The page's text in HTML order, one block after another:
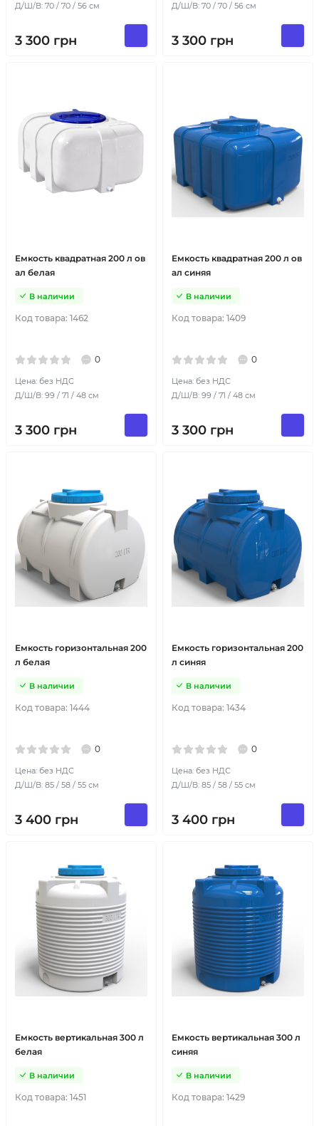
Д/Ш/В: 70 / 70 / 56 см
3 300 грн
Д/Ш/В: 70 / 70 / 56 см
3 300 грн
Емкость квадратная 200 л ов
ал белая
Код товара: 1462
В наличии
0
Цена: без НДС
Д/Ш/В: 99 / 71 / 48 см
3 300 грн
Емкость квадратная 200 л ов
ал синяя
Код товара: 1409
В наличии
0
Цена: без НДС
Д/Ш/В: 99 / 71 / 48 см
3 300 грн
Емкость горизонтальная 200
л белая
Код товара: 1444
В наличии
0
Цена: без НДС
Д/Ш/В: 85 / 58 / 55 см
3 400 грн
Емкость горизонтальная 200
л синяя
Код товара: 1434
В наличии
0
Цена: без НДС
Д/Ш/В: 85 / 58 / 55 см
3 400 грн
Емкость вертикальная 300 л
белая
Код товара: 1451
В наличии
Емкость вертикальная 300 л
синяя
Код товара: 1429
В наличии